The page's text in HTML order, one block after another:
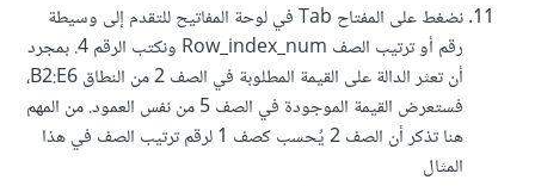
نضغط على المفتاح Tab في لوحة المفاتيح للتقدم إلى وسيطة
رقم أو ترتيب الصف Row_index_num ونكتب الرقم 4. بمجرد
أن تعثر الدالة على القيمة المطلوبة في الصف 2 من النطاق B2:E6،
فستعرض القيمة الموجودة في الصف 5 من نفس العمود. من المهم
هنا تذكر أن الصف 2 يُحسب كصف 1 لرقم ترتيب الصف في هذا
المثال